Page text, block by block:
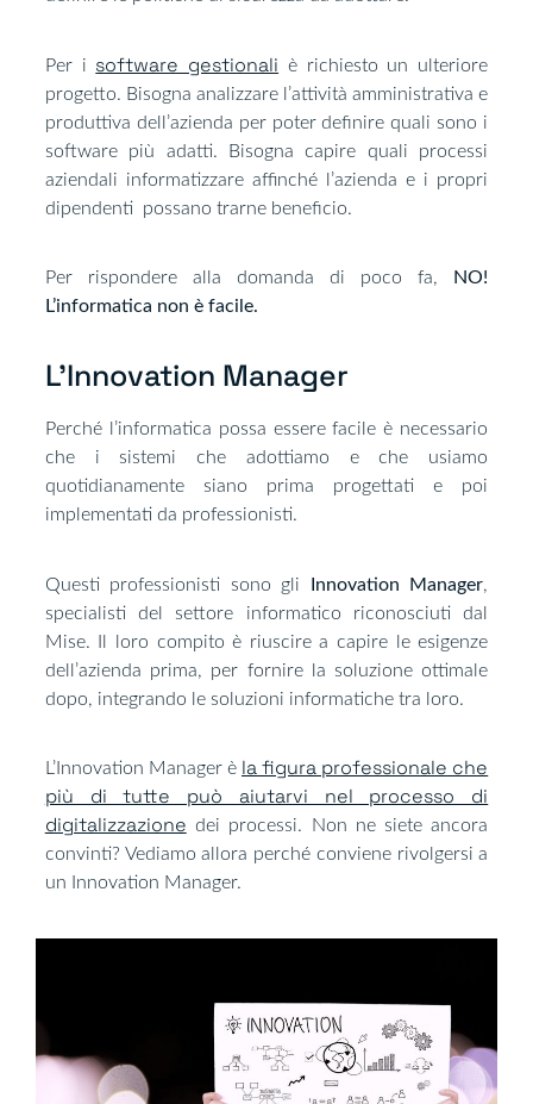
Per i software gestionali è richiesto un ulteriore
progetto. Bisogna analizzare l’attività amministrativa e
produttiva dell’azienda per poter definire quali sono i
software più adatti. Bisogna capire quali processi
aziendali informatizzare affinché l’azienda e i propri
dipendenti possano trarne beneficio.
Per rispondere alla domanda di poco fa,
NO!
L’informatica non è facile.
L'Innovation Manager​
Perché l’informatica possa essere facile è necessario
che i sistemi che adottiamo e che usiamo
quotidianamente siano prima progettati e poi
implementati da professionisti.
Questi professionisti sono gli Innovation Manager,
specialisti del settore informatico riconosciuti dal
Mise. Il loro compito è riuscire a capire le esigenze
dell’azienda prima, per fornire la soluzione ottimale
dopo, integrando le soluzioni informatiche tra loro.
L’Innovation Manager è la figura professionale che
più di tutte può aiutarvi nel processo di
digitalizzazione dei processi. Non ne siete ancora
convinti? Vediamo allora perché conviene rivolgersi a
un Innovation Manager.